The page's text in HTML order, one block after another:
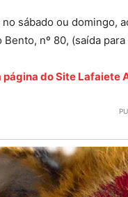
sábado ou domingo,
nº 80, (saída
página do Site Lafaiete